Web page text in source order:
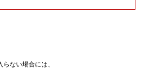
ない場合には、